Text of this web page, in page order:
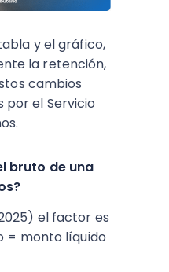
y el gráfico,
la retención,
cambios
por el Servicio
bruto de una
el factor es
= monto líquido